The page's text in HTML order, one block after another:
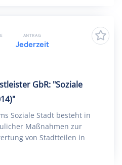
GbR: "Soziale
Soziale Stadt besteht in
Maßnahmen zur
von Stadtteilen in
ANTRAG
Jederzeit